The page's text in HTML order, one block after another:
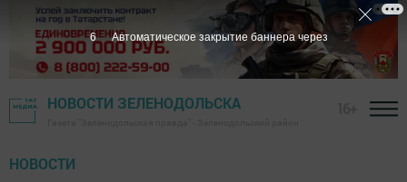
НОВОСТИ ЗЕЛЕНОДОЛЬСКА
НОВОСТИ
6 Автоматическое закрытие баннера через